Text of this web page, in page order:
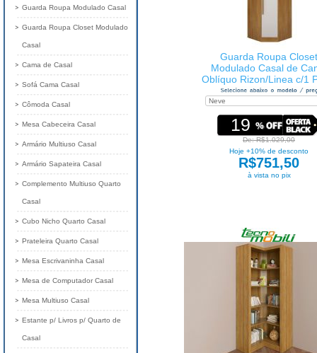
Guarda Roupa Closet
Modulado Casal de
Oblíquo Rizon/Linea c/1
N. Horizonte
19
De: R$1.029,00
Hoje +10% de desconto
R$751,50
à vista no pix
Guarda Roupa Modulado Casal
Guarda Roupa Closet Modulado
Casal
Cama de Casal
Sofá Cama Casal
Cômoda Casal
Mesa Cabeceira Casal
Armário Multiuso Casal
Armário Sapateira Casal
Complemento Multiuso Quarto
Casal
Cubo Nicho Quarto Casal
Prateleira Quarto Casal
Mesa Escrivaninha Casal
Mesa de Computador Casal
Mesa Multiuso Casal
Estante p/ Livros p/ Quarto de
Casal